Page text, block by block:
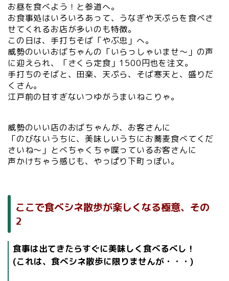
お昼を食べよう！と参道へ。
お食事処はいろいろあって、うなぎや天ぷらを食べさ
せてくれるお店が多いのも特徴。
この日は、手打ちそば「やぶ忠」へ。
威勢のいいおばちゃんの「いらっしゃいませ～」の声
に迎えられ、「さくら定食」1500円也を注文。
手打ちのそばと、田楽、天ぷら、そば寒天と、盛りだ
くさん。
江戸前の甘すぎないつゆがうまいねこりゃ。
威勢のいい店のおばちゃんが、お客さんに
「のびないうちに、美味しいうちにお蕎麦食べてくだ
さいね～」とべちゃくちゃ喋っているお客さんに
声かけちゃう感じも、やっぱり下町っぽい。
ここで食べシネ散歩が楽しくなる極意、その
2
食事は出てきたらすぐに美味しく食べるべし！
(これは、食べシネ散歩に限りませんが・・・)